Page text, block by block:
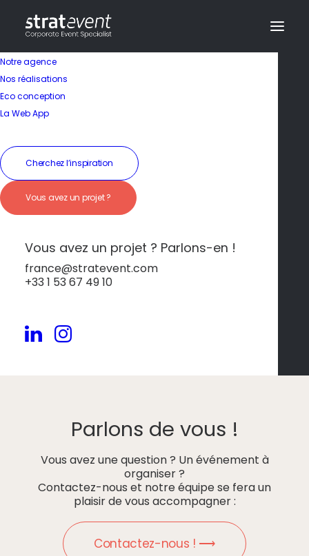
Notre agence
Nos réalisations
Eco conception
La Web App
Cherchez l’inspiration
Vous avez un projet ?
Vous avez un projet ? Parlons-en !
france@stratevent.com
+33 1 53 67 49 10
Un lieu idéal pour un
séminaire exclusif
By
Déconnexion et inspiration dans un cadre
Parlons de vous !
Vous avez une question ? Un événement à
organiser ?
Contactez-nous et notre équipe se fera un
plaisir de vous accompagner :
Contactez-nous ! ⟶